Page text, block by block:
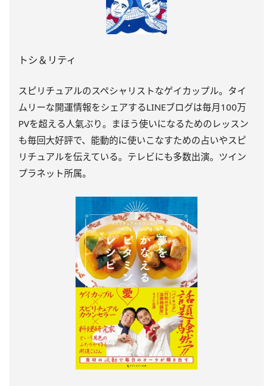
トシ＆リティ
スピリチュアルのスペシャリストなゲイカップル。タイ
ムリーな開運情報をシェアするLINEブログは毎月100万
PVを超える人氣ぶり。まほう使いになるためのレッスン
も毎回大好評で、能動的に使いこなすための占いやスピ
リチュアルを伝えている。テレビにも多数出演。ツイン
プラネット所属。